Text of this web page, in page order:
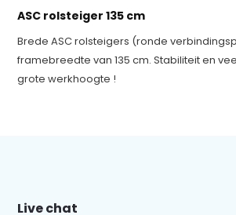
ASC rolsteiger 135 cm
Brede ASC rolsteigers (ronde
framebreedte van 135 cm. Stabiliteit en
grote werkhoogte !
Live chat